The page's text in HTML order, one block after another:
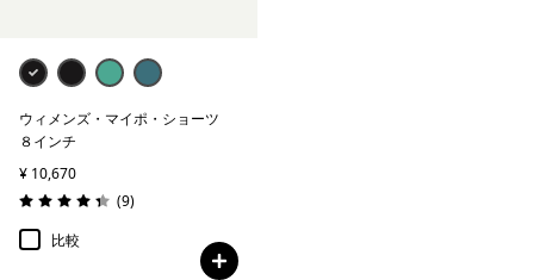
ウィメンズ・マイポ・ショーツ
８インチ
¥ 10,670
評価: 4.3 / 5
(9レビュー
)
比較